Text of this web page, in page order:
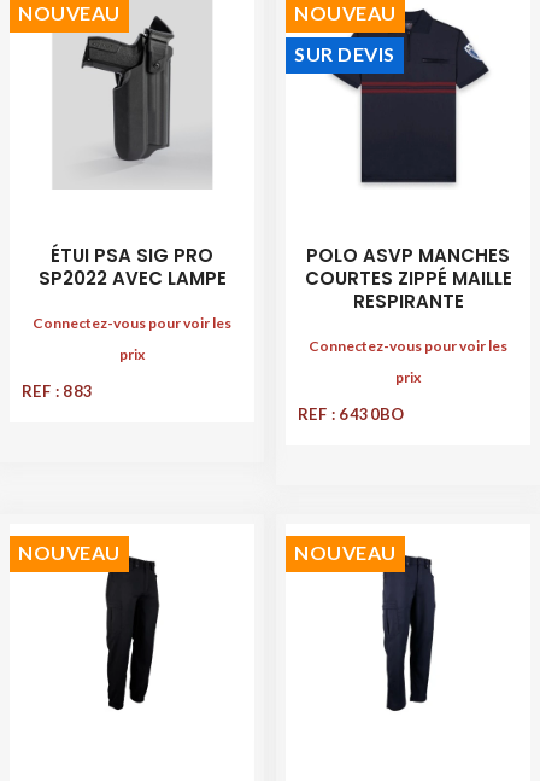
ÉTUI PSA SIG PRO
SP2022 AVEC LAMPE
Connectez-vous pour voir les
prix
REF : 883
NOUVEAU
POLO ASVP MANCHES
COURTES ZIPPÉ MAILLE
RESPIRANTE
Connectez-vous pour voir les
prix
REF : 6430BO
NOUVEAU
SUR DEVIS
NOUVEAU NOUVEAU